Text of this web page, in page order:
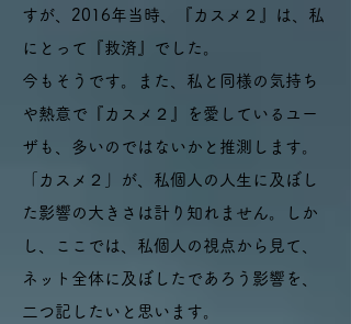
すが、2016年当時、『カスメ２』は、私
にとって『救済』でした。
今もそうです。
また、私と同様の気持ち
や熱意で『カスメ２』を​愛しているユー
ザも、多いのではないかと推測します。
​「カスメ２」が、私個人の人生に及ぼし
た影響の大きさは計り知れません。
しか
し、ここでは、私個人の視点から見て、
ネット全体に及ぼしたであろう影響を、
二つ記したいと思います。